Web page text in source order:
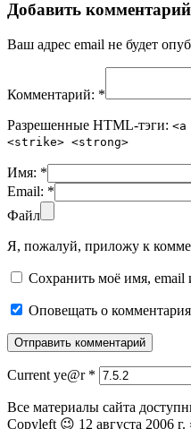
Добавить комментарий
Ваш адрес email не будет
Комментарий: *
Разрешенные HTML-тэги:
<strike> <strong>
Имя: *
Email: *
Файл
Я, пожалуй, приложу к
Сохранить моё имя, email
Оповещать о
Current ye@r *
Все материалы сайта
Copyleft 😉 12 августа 2006